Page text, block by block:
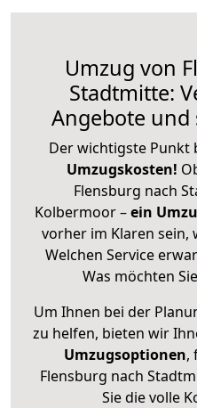
Umzug von
Stadtmitte:
Angebote und
Der wichtigste Punkt
Umzugskosten!
Flensburg nach
Kolbermoor –ein
vorher im Klaren sein,
Welchen Service
Was möchten
Um Ihnen bei der
zu helfen, bieten wir
Umzugsoptionen,
Flensburg nach
Sie die volle